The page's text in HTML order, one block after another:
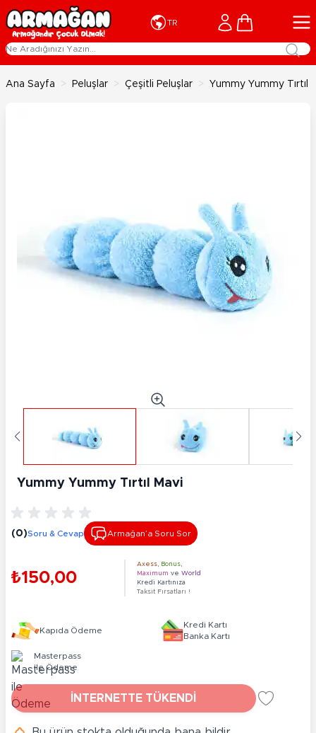
İçeriğe geç
TR Cart
Ana Sayfa > Peluşlar > Çeşitli Peluşlar > Yummy Yummy Tırtıl
Yummy Yummy Tırtıl Mavi
(0)Soru & Cevap Armağan’a Soru Sor
₺150,00
Axess Bonus
Maximum ve World
Kredi Kartınıza
Taksit Fırsatları !
Kapıda Ödeme
Kredi Kartı
Banka Kartı
Masterpass
ile Ödeme
İNTERNETTE TÜKENDİ